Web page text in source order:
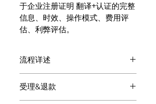
于企业注册证明 翻译+认证的完整
信息、时效、操作模式、费用评
估、利弊评估。
流程详述
的客服微信会显现，请扫码添加。请发
送原文材料提高沟通效率和质量。客服
受理&退款